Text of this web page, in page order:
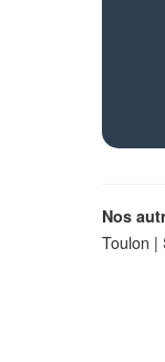
Nos
Toulon |